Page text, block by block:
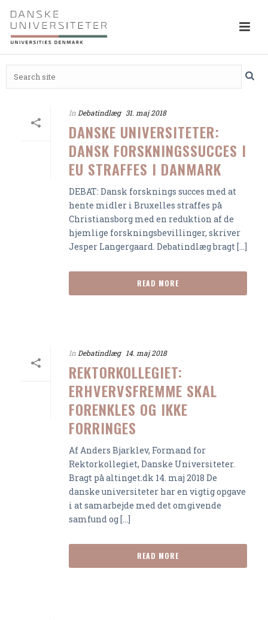
In Debatindlæg 31. maj 2018
DANSKE UNIVERSITETER:
DANSK FORSKNINGSSUCCES I
EU STRAFFES I DANMARK
DEBAT: Dansk forsknings succes med at
hente midler i Bruxelles straffes på
Christiansborg med en reduktion af de
hjemlige forskningsbevillinger, skriver
Jesper Langergaard. Debatindlæg bragt [...]
READ MORE
In Debatindlæg 14. maj 2018
REKTORKOLLEGIET:
ERHVERVSFREMME SKAL
FORENKLES OG IKKE
FORRINGES
Af Anders Bjarklev, Formand for
Rektorkollegiet, Danske Universiteter.
Bragt på altinget.dk 14. maj 2018 De
danske universiteter har en vigtig opgave
i at samarbejde med det omgivende
samfund og [...]
READ MORE